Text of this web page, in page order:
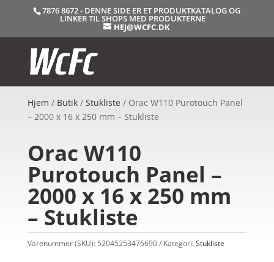
7876 8672 - DENNE SIDE ER ET PRODUKTKATALOG OG
LINKER TIL SHOPS MED PRODUKTERNE
HEJ@WCFC.DK
Hjem / Butik/ Stukliste / Orac W110 Purotouch Panel
– 2000 x 16 x 250 mm – Stukliste
Orac W110
Purotouch Panel –
2000 x 16 x 250 mm
– Stukliste
Varenummer (SKU): 52045253476690 Kategori:Stukliste